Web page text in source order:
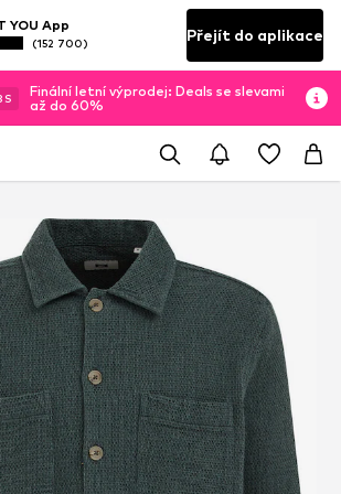
YOU App
(152 700) Přejít do aplikace
S
Finální letní výprodej: Deals se slevami
až do 60%